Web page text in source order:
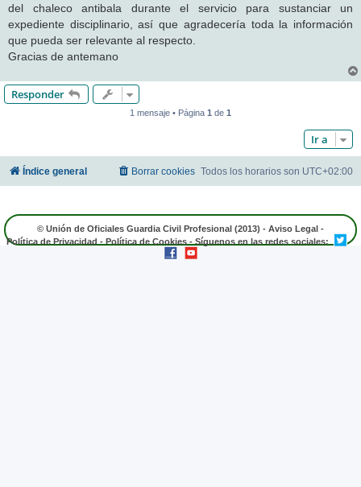
e
del chaleco antibala durante el servicio para sustanciar un
expediente disciplinario, así que agradecería toda la información
que pueda ser relevante al respecto.
Gracias de antemano
Responder
1 mensaje • Página 1 de 1
Ir a
Índice general Todos los horarios son UTC+02:00
Borrar cookies
© Unión de Oficiales Guardia Civil Profesional (2013) - Aviso Legal -
Política de Privacidad - Política de Cookies - Síguenos en las redes sociales: